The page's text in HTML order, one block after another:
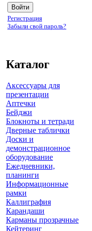
Регистрация
Забыли свой пароль?
Каталог
Аксессуары для
презентации
Аптечки
Бейджи
Блокноты и тетради
Дверные таблички
Доски и
демонстрационное
оборудование
Ежедневники,
планинги
Информационные
рамки
Каллиграфия
Карандаши
Карманы прозрачные
Кейтеринг